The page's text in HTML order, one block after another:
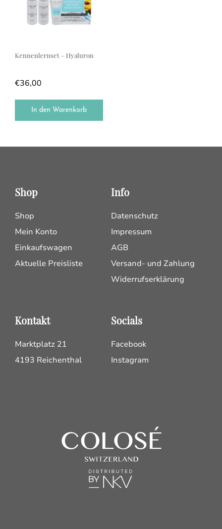
Kennenlernset – Hyaluron
€36,00
In den Warenkorb
Shop
Shop
Mein Konto
Einkaufswagen
Aktuelle Preisliste
Info
Datenschutz
Impressum
AGB
Versand- und Zahlung
Widerrufserklärung
Kontakt
Marktplatz 21
4193 Reichenthal
Socials
Facebook
Instagram